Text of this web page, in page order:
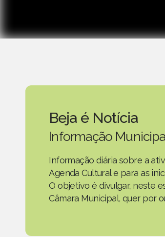
Beja é Notícia
Informação
Informação diária sobre a
Agenda Cultural e para as
O objetivo é divulgar, neste
Câmara Municipal, quer por